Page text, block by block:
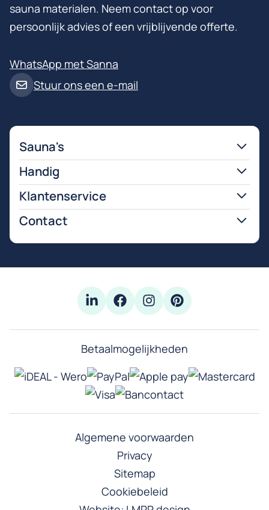
sauna materialen. Neem contact op voor
persoonlijk advies of een vrijblijvende offerte.
Stuur ons een e-mail
WhatsApp met Sanna
Sauna's
Handig
Klantenservice
Contact
Betaalmogelijkheden
Algemene voorwaarden
Privacy
Sitemap
Cookiebeleid